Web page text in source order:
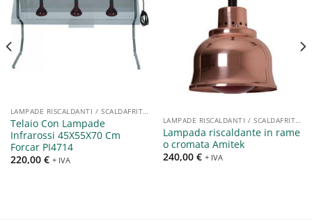
Aggiungi
alla lista
desideri
LAMPADE RISCALDANTI / SCALDAFRITTI
Telaio Con Lampade
Infrarossi 45X55X70 Cm
Forcar PI4714
220,00 € + IVA
desideri
LAMPADE RISCALDANTI / SCALDAFRITTI
Lampada riscaldante in rame
o cromata Amitek
240,00 € + IVA